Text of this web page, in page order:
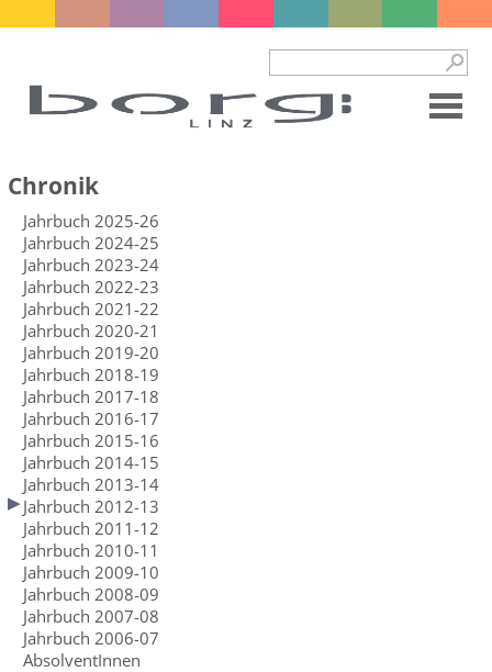
Chronik
Jahrbuch 2025-26
Jahrbuch 2024-25
Jahrbuch 2023-24
Jahrbuch 2022-23
Jahrbuch 2021-22
Jahrbuch 2020-21
Jahrbuch 2019-20
Jahrbuch 2018-19
Jahrbuch 2017-18
Jahrbuch 2016-17
Jahrbuch 2015-16
Jahrbuch 2014-15
Jahrbuch 2013-14
Jahrbuch 2012-13
Jahrbuch 2011-12
Jahrbuch 2010-11
Jahrbuch 2009-10
Jahrbuch 2008-09
Jahrbuch 2007-08
Jahrbuch 2006-07
AbsolventInnen